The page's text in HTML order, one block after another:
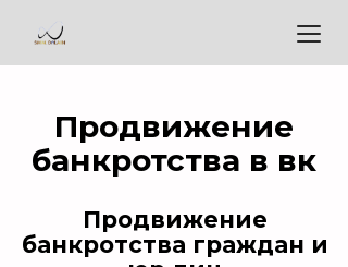
Продвижение
банкротства граждан и
Продвижение
банкротства в вк